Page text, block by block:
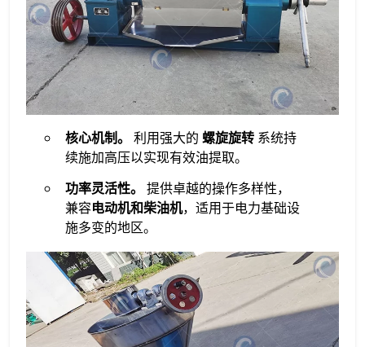
核心机制。 ​ 利用强大的 ​ ​螺旋旋转​​ 系统持
续施加高压以实现有效油提取。
​功率灵活性。 ​ 提供卓越的操作多样性，
兼容​​电动机和柴油机​​，适用于电力基础设
施多变的地区。